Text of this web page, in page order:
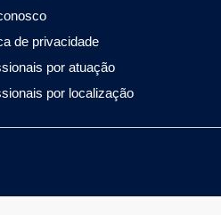
de privacidade
por atuação
por localização